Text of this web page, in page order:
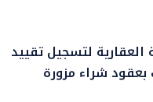
العقارية لتسجيل تقييد
شراء مزورة